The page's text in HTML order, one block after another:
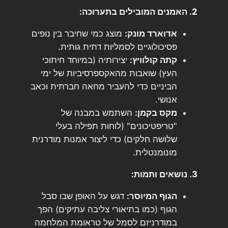
2. האמנים המובילים בתערוכה:
אדוארד מונק: מוצג כמי שחיבר בין נופים
פסיכולוגיים לסמליות דתית גותית.
קתה קולוויץ: יצירותיה (במיוחד חיתוכי
העץ) שואבות מהאקספרסיביות של ימי
הביניים כדי להעביר מחאה חברתית וכאב
אנושי.
מקס בקמן: השתמש במבנה של
"טריפטיכונים" (לוחות תפילה בעלי
שלושה חלקים) כדי ליצור אמנות מודרנית
מונומנטלית.
3. נושאים ותמות:
הגוף המיוסר: דגש על האופן שבו סבל
הגוף (כמו בתיאורי צליבה עתיקים) הפך
במודרניזם לסמל של טראומת המלחמה